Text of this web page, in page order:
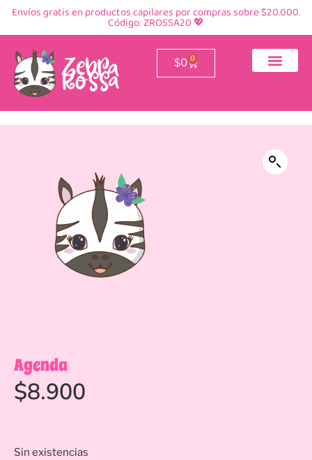
Envíos gratis en productos capilares por compras sobre $20.000.
Código: ZROSSA20 💖
$0 0
Agenda
$8.900
Sin existencias